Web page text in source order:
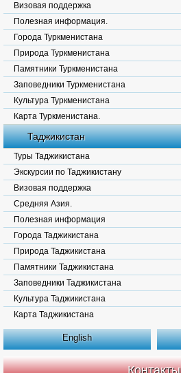
Визовая поддержка
Полезная информация.
Города Туркменистана
Природа Туркменистана
Памятники Туркменистана
Заповедники Туркменистана
Культура Туркменистана
Карта Туркменистана.
Таджикистан
Туры Таджикистана
Экскурсии по Таджикистану
Визовая поддержка
Средняя Азия.
Полезная информация
Города Таджикистана
Природа Таджикистана
Памятники Таджикистана
Заповедники Таджикистана
Культура Таджикистана
Карта Таджикистана
English
Контакты